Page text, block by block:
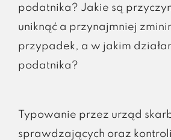
podatnika? Jakie są
uniknąć a przynajmniej
przypadek, a w jakim
podatnika?
Typowanie przez urząd
sprawdzających oraz